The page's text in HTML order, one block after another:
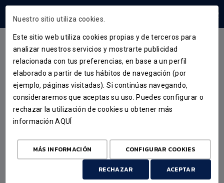
ALEJANDRO GALÁN
57
Nuestro sitio utiliza cookies.
Este sitio web utiliza cookies propias y de terceros para
analizar nuestros servicios y mostrarte publicidad
relacionada con tus preferencias, en base a un perfil
elaborado a partir de tus hábitos de navegación (por
ejemplo, páginas visitadas). Si continúas navegando,
consideraremos que aceptas su uso. Puedes configurar o
rechazar la utilización de cookies u obtener más
informaciónAQUÍ
MÁS INFORMACIÓN CONFIGURAR COOKIES
RECHAZAR ACEPTAR